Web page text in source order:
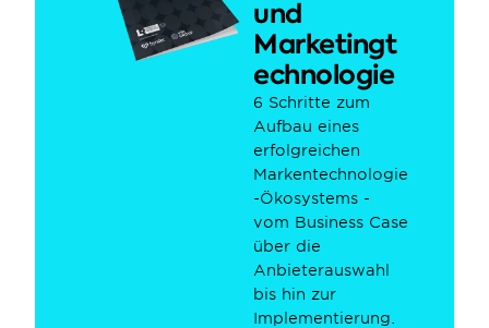
und
Marketingt
echnologie
6 Schritte zum
Aufbau eines
erfolgreichen
Markentechnologie
-Ökosystems -
vom Business Case
über die
Anbieterauswahl
bis hin zur
Implementierung.